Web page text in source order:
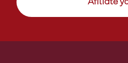
Afíliate